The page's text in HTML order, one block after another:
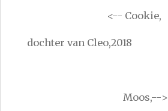
<-- Cookie,
dochter van Cleo,2018
Moos,-->